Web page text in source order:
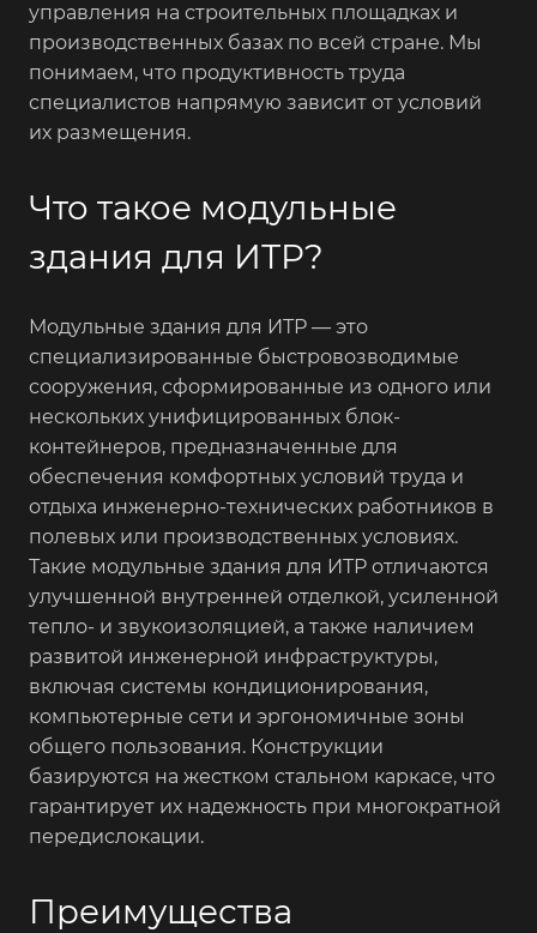
управления на строительных площадках и
производственных базах по всей стране. Мы
понимаем, что продуктивность труда
специалистов напрямую зависит от условий
их размещения.
Что такое модульные
здания для ИТР?
Модульные здания для ИТР — это
специализированные быстровозводимые
сооружения, сформированные из одного или
нескольких унифицированных блок-
контейнеров, предназначенные для
обеспечения комфортных условий труда и
отдыха инженерно-технических работников в
полевых или производственных условиях.
Такие модульные здания для ИТР отличаются
улучшенной внутренней отделкой, усиленной
тепло- и звукоизоляцией, а также наличием
развитой инженерной инфраструктуры,
включая системы кондиционирования,
компьютерные сети и эргономичные зоны
общего пользования. Конструкции
базируются на жестком стальном каркасе, что
гарантирует их надежность при многократной
передислокации.
Преимущества